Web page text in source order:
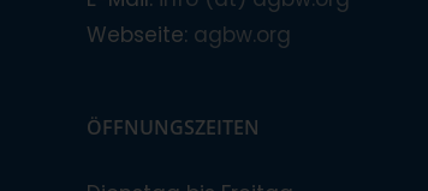
Webseite: agbw.org
ÖFFNUNGSZEITEN